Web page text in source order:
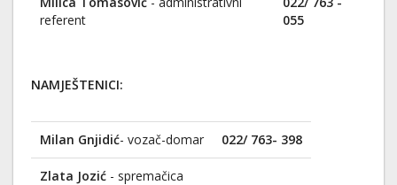
referent
055
NAMJEŠTENICI:
Milan Gnjidić- vozač-domar 022/ 763- 398
Zlata Jozić - spremačica